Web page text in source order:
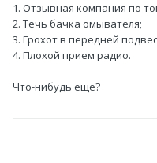
1. Отзывная компания по
2. Течь бачка омывателя;
3. Грохот в передней
4. Плохой прием радио.
Что-нибудь еще?